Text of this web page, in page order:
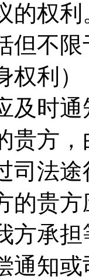
的权
但不
权利
及时
贵方
司法
的贵
方承
通知